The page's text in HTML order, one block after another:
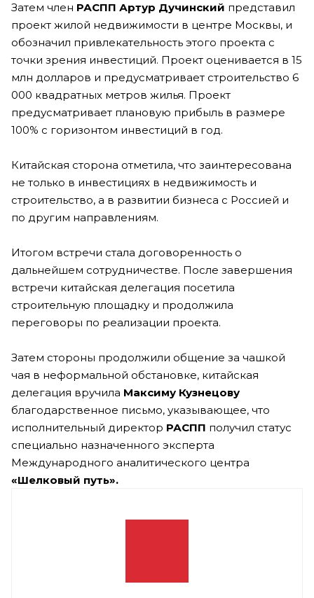
Затем член РАСПП Артур Дучинский представил
проект жилой недвижимости в центре Москвы, и
обозначил привлекательность этого проекта с
точки зрения инвестиций. Проект оценивается в 15
млн долларов и предусматривает строительство 6
000 квадратных метров жилья. Проект
предусматривает плановую прибыль в размере
100% с горизонтом инвестиций в год.
Китайская сторона отметила, что заинтересована
не только в инвестициях в недвижимость и
строительство, а в развитии бизнеса с Россией и
по другим направлениям.
Итогом встречи стала договоренность о
дальнейшем сотрудничестве. После завершения
встречи китайская делегация посетила
строительную площадку и продолжила
переговоры по реализации проекта.
Затем стороны продолжили общение за чашкой
чая в неформальной обстановке, китайская
делегация вручила Максиму Кузнецову
благодарственное письмо, указывающее, что
исполнительный директор РАСПП получил статус
специально назначенного эксперта
Международного аналитического центра
«Шелковый путь».